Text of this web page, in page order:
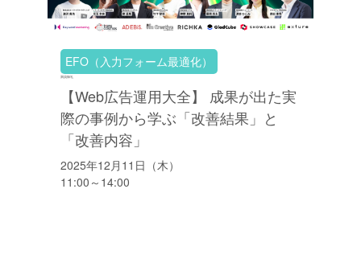
EFO（入力フォーム最適化）
満員御礼
【Web広告運用大全】 成果が出た実
際の事例から学ぶ「改善結果」と
「改善内容」
2025年12月11日（木）
11:00～14:00